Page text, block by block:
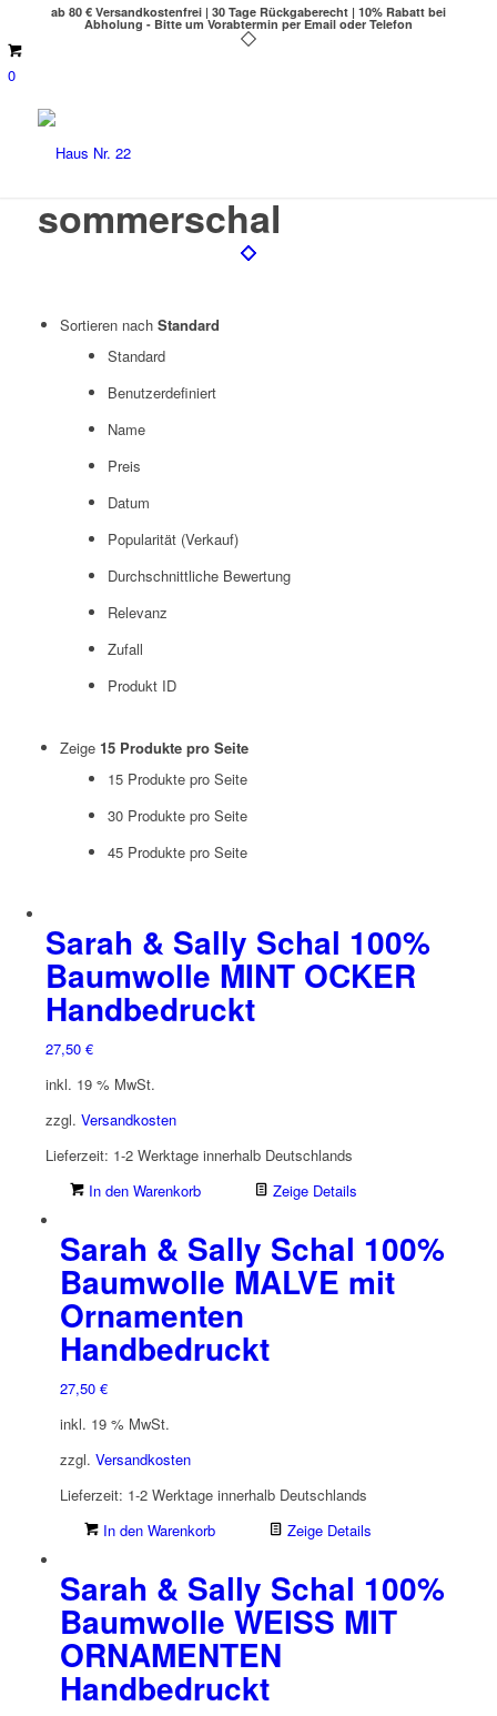
ab 80 € Versandkostenfrei | 30 Tage Rückgaberecht | 10% Rabatt bei
Abholung - Bitte um Vorabtermin per Email oder Telefon
0
sommerschal
Sortieren nach Standard
Standard
Benutzerdefiniert
Name
Preis
Datum
Popularität (Verkauf)
Durchschnittliche Bewertung
Relevanz
Zufall
Produkt ID
Zeige 15 Produkte pro Seite
15 Produkte pro Seite
30 Produkte pro Seite
45 Produkte pro Seite
Sarah & Sally Schal 100%
Baumwolle MINT OCKER
Handbedruckt
27,50 €
inkl. 19 % MwSt.
zzgl. Versandkosten
Lieferzeit: 1-2 Werktage innerhalb Deutschlands
In den Warenkorb
Zeige Details
Sarah & Sally Schal 100%
Baumwolle MALVE mit
Ornamenten
Handbedruckt
27,50 €
inkl. 19 % MwSt.
zzgl. Versandkosten
Lieferzeit: 1-2 Werktage innerhalb Deutschlands
In den Warenkorb
Zeige Details
Sarah & Sally Schal 100%
Baumwolle WEISS MIT
ORNAMENTEN
Handbedruckt